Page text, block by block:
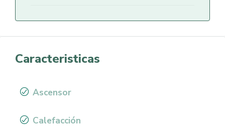
Caracteristicas
Ascensor
Calefacción